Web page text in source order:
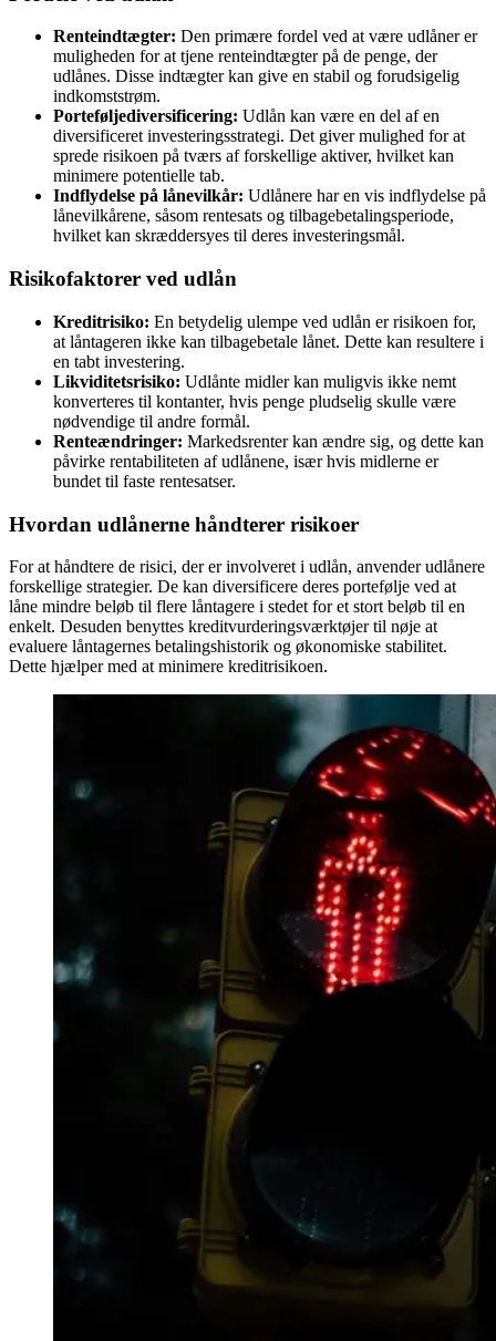
Renteindtægter: Den primære fordel ved at være udlåner er
muligheden for at tjene renteindtægter på de penge, der
udlånes. Disse indtægter kan give en stabil og forudsigelig
indkomststrøm.
Porteføljediversificering: Udlån kan være en del af en
diversificeret investeringsstrategi. Det giver mulighed for at
sprede risikoen på tværs af forskellige aktiver, hvilket kan
minimere potentielle tab.
Indflydelse på lånevilkår: Udlånere har en vis indflydelse på
lånevilkårene, såsom rentesats og tilbagebetalingsperiode,
hvilket kan skræddersyes til deres investeringsmål.
Risikofaktorer ved udlån
Kreditrisiko: En betydelig ulempe ved udlån er risikoen for,
at låntageren ikke kan tilbagebetale lånet. Dette kan resultere i
en tabt investering.
Likviditetsrisiko: Udlånte midler kan muligvis ikke nemt
konverteres til kontanter, hvis penge pludselig skulle være
nødvendige til andre formål.
Renteændringer: Markedsrenter kan ændre sig, og dette kan
påvirke rentabiliteten af udlånene, især hvis midlerne er
bundet til faste rentesatser.
Hvordan udlånerne håndterer risikoer
For at håndtere de risici, der er involveret i udlån, anvender udlånere
forskellige strategier. De kan diversificere deres portefølje ved at
låne mindre beløb til flere låntagere i stedet for et stort beløb til en
enkelt. Desuden benyttes kreditvurderingsværktøjer til nøje at
evaluere låntagernes betalingshistorik og økonomiske stabilitet.
Dette hjælper med at minimere kreditrisikoen.